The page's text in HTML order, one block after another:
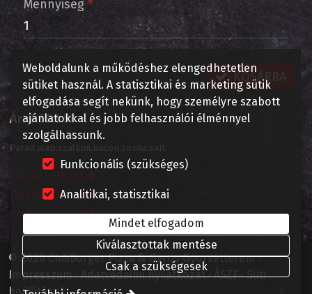
Mennyiség *
KOSÁRBA
Ár:2 600 Ft
Parad.alap,szalámi,bacon,sonka,sajt
Pizzák – 32 cm
Pizzák – 50 cm
© 2026 ChiliBurger Pizza & Gyros Gyorsétterem
Impresszum
Adatvédelmi nyilatkozat ÁSZF
Süti
Weboldalunk a működéshez elengedhetetlen
sütiket használ. A statisztikai és marketing sütik
elfogadása segít nekünk, hogy személyre szabott
ajánlatokkal és jobb felhasználói élménnyel
szolgálhassunk.
Funkcionális (szükséges)
Analitikai, statisztikai
Mindet elfogadom
Kiválasztottak mentése
Csak a szükségesek